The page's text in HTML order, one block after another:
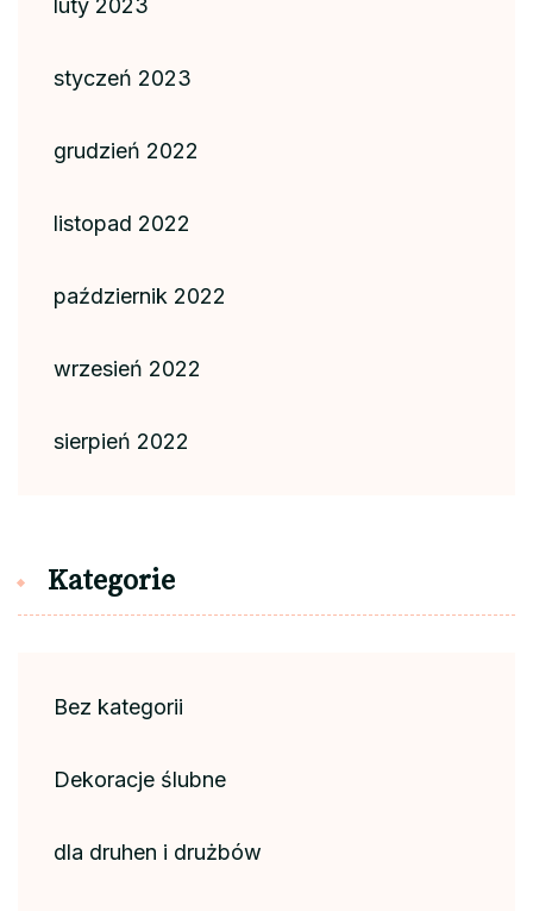
luty 2023
styczeń 2023
grudzień 2022
listopad 2022
październik 2022
wrzesień 2022
sierpień 2022
Kategorie
Bez kategorii
Dekoracje ślubne
dla druhen i drużbów